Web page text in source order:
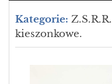
Kategorie: Z.S.R.R.
kieszonkowe.